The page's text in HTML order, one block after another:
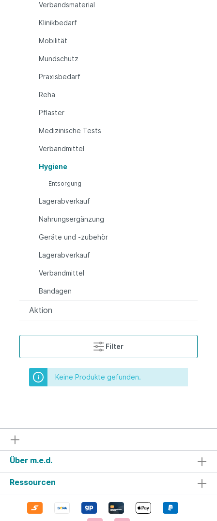
Verbandsmaterial
Klinikbedarf
Mobilität
Mundschutz
Praxisbedarf
Reha
Pflaster
Medizinische Tests
Verbandmittel
Hygiene
Entsorgung
Lagerabverkauf
Nahrungsergänzung
Geräte und -zubehör
Lagerabverkauf
Verbandmittel
Bandagen
Aktion
Filter
Keine Produkte gefunden.
Über m.e.d.
Ressourcen